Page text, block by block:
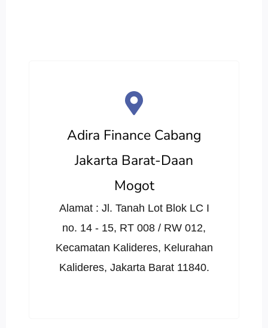
Adira Finance Cabang
Jakarta Barat-Daan
Mogot
Alamat : Jl. Tanah Lot Blok LC I
no. 14 - 15, RT 008 / RW 012,
Kecamatan Kalideres, Kelurahan
Kalideres, Jakarta Barat 11840.